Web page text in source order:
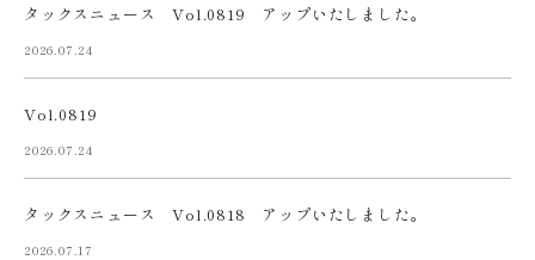
タックスニュース Vol.0819 アップいたしました。
2026.07.24
Vol.0819
2026.07.24
タックスニュース Vol.0818 アップいたしました。
2026.07.17